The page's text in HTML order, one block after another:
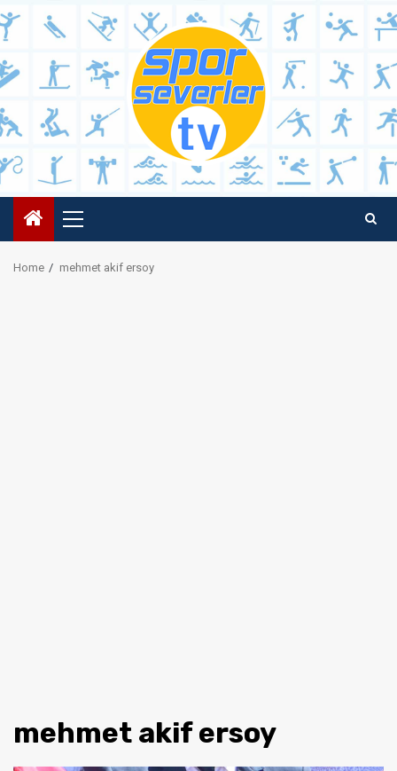
Skip
to
Primary
Menu
Home mehmet akif ersoy
mehmet akif ersoy